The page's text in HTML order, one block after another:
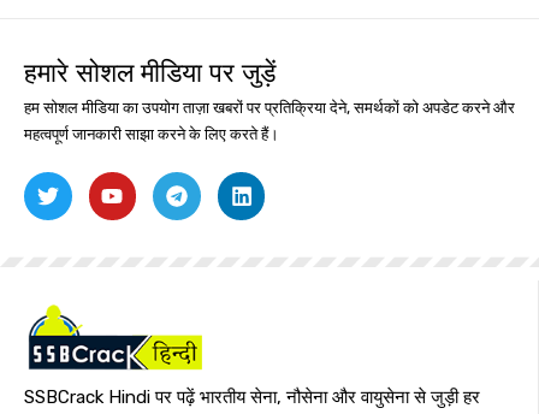
हमारे सोशल मीडिया पर जुड़ें
हम सोशल मीडिया का उपयोग ताज़ा खबरों पर प्रतिक्रिया देने, समर्थकों को अपडेट करने और
महत्वपूर्ण जानकारी साझा करने के लिए करते हैं।
SSBCrack Hindi पर पढ़ें भारतीय सेना, नौसेना और वायुसेना से जुड़ी हर